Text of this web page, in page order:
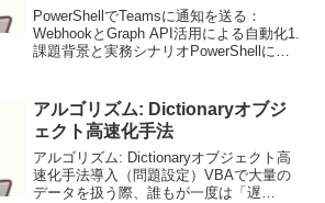
PowerShellでTeamsに通知を送る：
WebhookとGraph API活用による自動化1.
課題背景と実務シナリオPowerShellによ
時のアラートなどに...
アルゴリズム: Dictionaryオブジ
ェクト高速化手法
アルゴリズム: Dictionaryオブジェクト高
速化手法導入（問題設定）VBAで大量の
データを扱う際、誰もが一度は「遅